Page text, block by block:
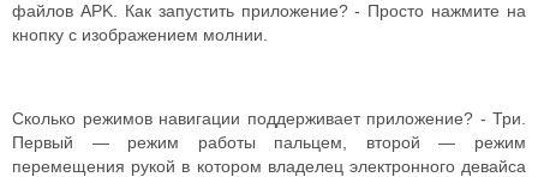
файлов APK. Как запустить приложение? - Просто нажмите на
кнопку с изображением молнии.
Сколько режимов навигации поддерживает приложение? - Три.
Первый — режим работы пальцем, второй — режим
перемещения рукой в котором владелец электронного девайса